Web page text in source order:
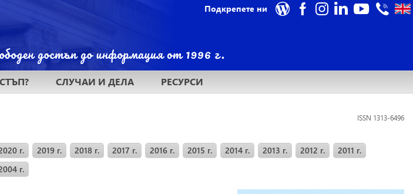
Подкрепете ни
СЛУЧАИ И ДЕЛА РЕСУРСИ
ISSN 1313-6496
г. 2019 г. 2018 г. 2017 г. 2016 г. 2015 г. 2014 г. 2013 г. 2012 г.
2011 г.
г.